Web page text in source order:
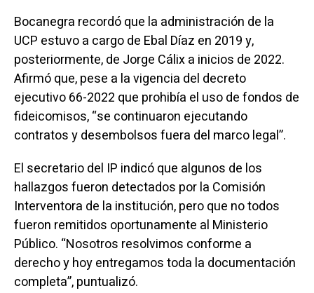
Bocanegra recordó que la administración de la
UCP estuvo a cargo de Ebal Díaz en 2019 y,
posteriormente, de Jorge Cálix a inicios de 2022.
Afirmó que, pese a la vigencia del decreto
ejecutivo 66-2022 que prohibía el uso de fondos de
fideicomisos, “se continuaron ejecutando
contratos y desembolsos fuera del marco legal”.
El secretario del IP indicó que algunos de los
hallazgos fueron detectados por la Comisión
Interventora de la institución, pero que no todos
fueron remitidos oportunamente al Ministerio
Público. “Nosotros resolvimos conforme a
derecho y hoy entregamos toda la documentación
completa”, puntualizó.